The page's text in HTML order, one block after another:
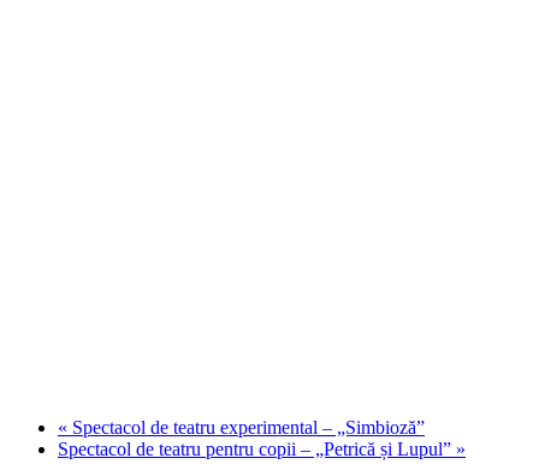
« Spectacol de teatru experimental – „Simbioză”
Spectacol de teatru pentru copii – „Petrică și Lupul” »